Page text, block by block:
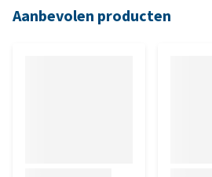
Aanbevolen producten